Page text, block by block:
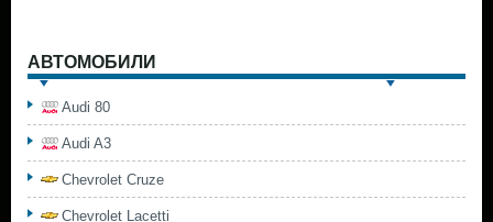
АВТОМОБИЛИ
Audi 80
Audi A3
Chevrolet Cruze
Chevrolet Lacetti